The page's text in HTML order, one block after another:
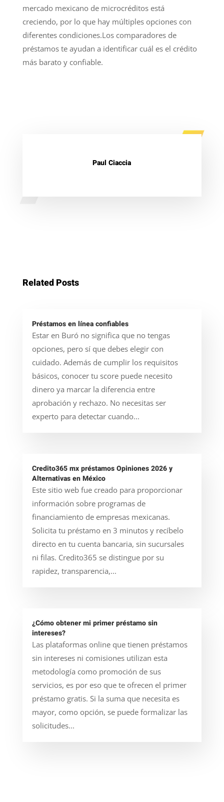
mercado mexicano de microcréditos está
creciendo, por lo que hay múltiples opciones con
diferentes condiciones.Los comparadores de
préstamos te ayudan a identificar cuál es el crédito
más barato y confiable.
Paul Ciaccia
Related Posts
Préstamos en línea confiables
Estar en Buró no significa que no tengas
opciones, pero sí que debes elegir con
cuidado. Además de cumplir los requisitos
básicos, conocer tu score puede necesito
dinero ya marcar la diferencia entre
aprobación y rechazo. No necesitas ser
experto para detectar cuando...
Credito365 mx préstamos Opiniones 2026 y
Alternativas en México
Este sitio web fue creado para proporcionar
información sobre programas de
financiamiento de empresas mexicanas.
Solicita tu préstamo en 3 minutos y recíbelo
directo en tu cuenta bancaria, sin sucursales
ni filas. Credito365 se distingue por su
rapidez, transparencia,...
¿Cómo obtener mi primer préstamo sin
intereses?
Las plataformas online que tienen préstamos
sin intereses ni comisiones utilizan esta
metodología como promoción de sus
servicios, es por eso que te ofrecen el primer
préstamo gratis. Si la suma que necesita es
mayor, como opción, se puede formalizar las
solicitudes...